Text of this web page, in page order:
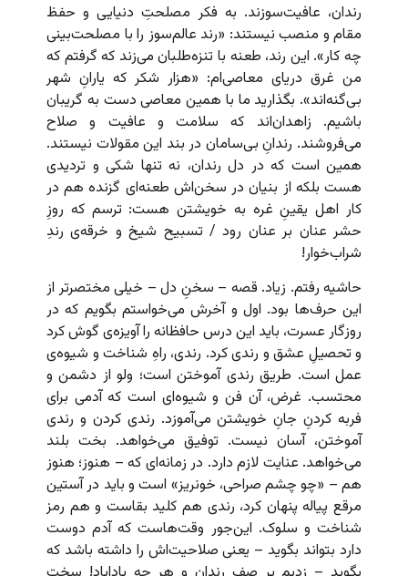
رندان، عافیت‌سوزند. به فکر مصلحتِ دنیایی و حفظ
مقام و منصب نیستند: «رند عالم‌سوز را با مصلحت‌بینی
چه کار». این رند، طعنه‌ با تنزه‌طلبان می‌زند که گرفتم که
من غرق دریای معاصی‌ام: «هزار شکر که یارانِ شهر
بی‌گنه‌اند». بگذارید ما با همین معاصی دست به گریبان
باشیم. زاهدان‌اند که سلامت و عافیت و صلاح
می‌فروشند. رندانِ بی‌سامان در بند این مقولات نیستند.
همین است که در دل رندان، نه تنها شکی و تردیدی
هست بلکه از بنیان در سخن‌اش طعنه‌ای گزنده هم در
کار اهل یقینِ غره به خویشتن هست: ترسم که روزِ‌
حشر عنان بر عنان رود / تسبیح شیخ و خرقه‌ی رندِ
شراب‌خوار!
حاشیه رفتم. زیاد. قصه – سخنِ دل – خیلی مختصرتر از
این حرف‌ها بود. اول و آخرش می‌خواستم بگویم که در
روزگار عسرت، باید این درس حافظانه را آویزه‌ی گوش کرد
و تحصیلِ عشق و رندی کرد. رندی، راهِ شناخت و شیوه‌ی
عمل است. طریق رندی آموختن است؛ ولو از دشمن و
محتسب. غرض، آن فن و شیوه‌ای است که آدمی برای
فربه کردنِ جانِ خویشتن می‌آموزد. رندی کردن و رندی
آموختن، آسان نیست. توفیق می‌خواهد. بخت بلند
می‌خواهد. عنایت لازم دارد. در زمانه‌ای که – هنوز؛ هنوز
هم – «چو چشم صراحی،‌ خونریز» است و باید در آستین
مرقع پیاله پنهان کرد، رندی هم کلید بقاست و هم رمز
شناخت و سلوک. این‌جور وقت‌هاست که آدم دوست
دارد بتواند بگوید – یعنی صلاحیت‌اش را داشته باشد که